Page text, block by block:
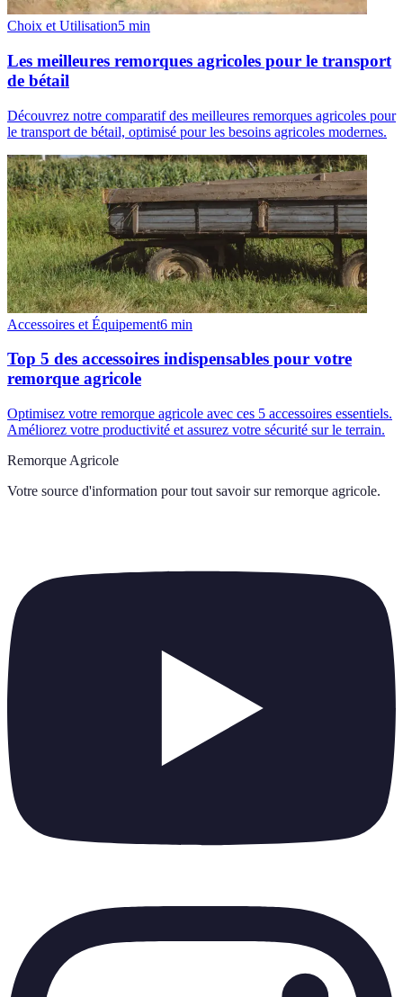
Choix et Utilisation5 min
Les meilleures remorques agricoles pour le transport
de bétail
Découvrez notre comparatif des meilleures remorques agricoles pour
le transport de bétail, optimisé pour les besoins agricoles modernes.
Accessoires et Équipement6 min
Top 5 des accessoires indispensables pour votre
remorque agricole
Optimisez votre remorque agricole avec ces 5 accessoires essentiels.
Améliorez votre productivité et assurez votre sécurité sur le terrain.
Remorque Agricole
Votre source d'information pour tout savoir sur remorque agricole.